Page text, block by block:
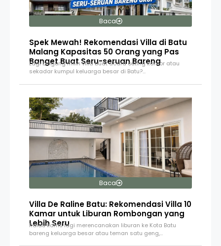
Baca
Spek Mewah! Rekomendasi Villa di Batu
Malang Kapasitas 50 Orang yang Pas
Banget Buat Seru-seruan Bareng
Lagi bingung milih villa buat acara outing kantor atau
sekadar kumpul keluarga besar di Batu?…
Baca
Villa De Raline Batu: Rekomendasi Villa 10
Kamar untuk Liburan Rombongan yang
Lebih Seru
Kalau kamu lagi merencanakan liburan ke Kota Batu
bareng keluarga besar atau teman satu geng,…